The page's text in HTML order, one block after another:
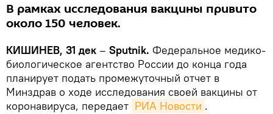
В рамках исследования вакцины привито
около 150 человек.
КИШИНЕВ, 31 дек – Sputnik. Федеральное медико-
биологическое агентство России до конца года
планирует подать промежуточный отчет в
Минздрав о ходе исследования своей вакцины от
коронавируса, передает РИА Новости .